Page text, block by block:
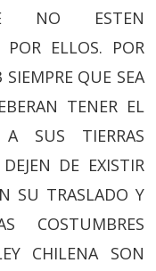
NO ESTEN
POR ELLOS. POR
QUE SEA
TENER EL
SUS TIERRAS
DE EXISTIR
SU TRASLADO Y
COSTUMBRES
CHILENA SON